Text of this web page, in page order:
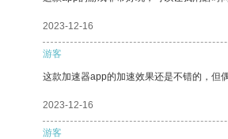
2023-12-16
游客
这款加速器app的加速效果还是不错的，但
2023-12-16
游客